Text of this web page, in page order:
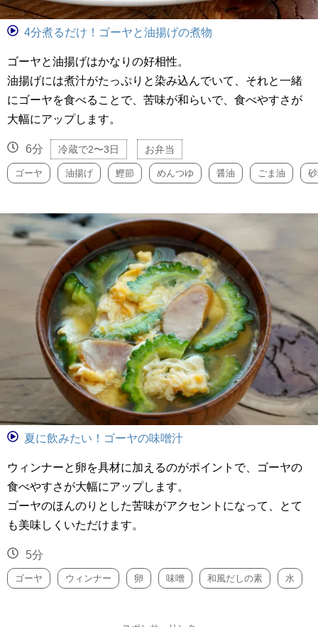
4分煮るだけ！ゴーヤと油揚げの煮物
ゴーヤと油揚げはかなりの好相性。
油揚げには煮汁がたっぷりと染み込んでいて、それと一緒
にゴーヤを食べることで、苦味が和らいで、食べやすさが
大幅にアップします。
6分 冷蔵で2〜3日 お弁当
ゴーヤ 油揚げ 鰹節 めんつゆ 醤油 ごま油
夏に飲みたい！ゴーヤの味噌汁
ウィンナーと卵を具材に加えるのがポイントで、ゴーヤの
食べやすさが大幅にアップします。
ゴーヤのほんのりとした苦味がアクセントになって、とて
も美味しくいただけます。
5分
ゴーヤ ウィンナー 卵 味噌 和風だしの素 水